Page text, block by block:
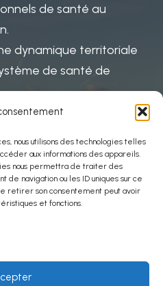
nous utilisons des technologies telles
aux informations des appareils.
nous permettra de traiter des
navigation ou les ID uniques sur ce
retirer son consentement peut avoir
et fonctions.
de santé au
dynamique territoriale
de santé de